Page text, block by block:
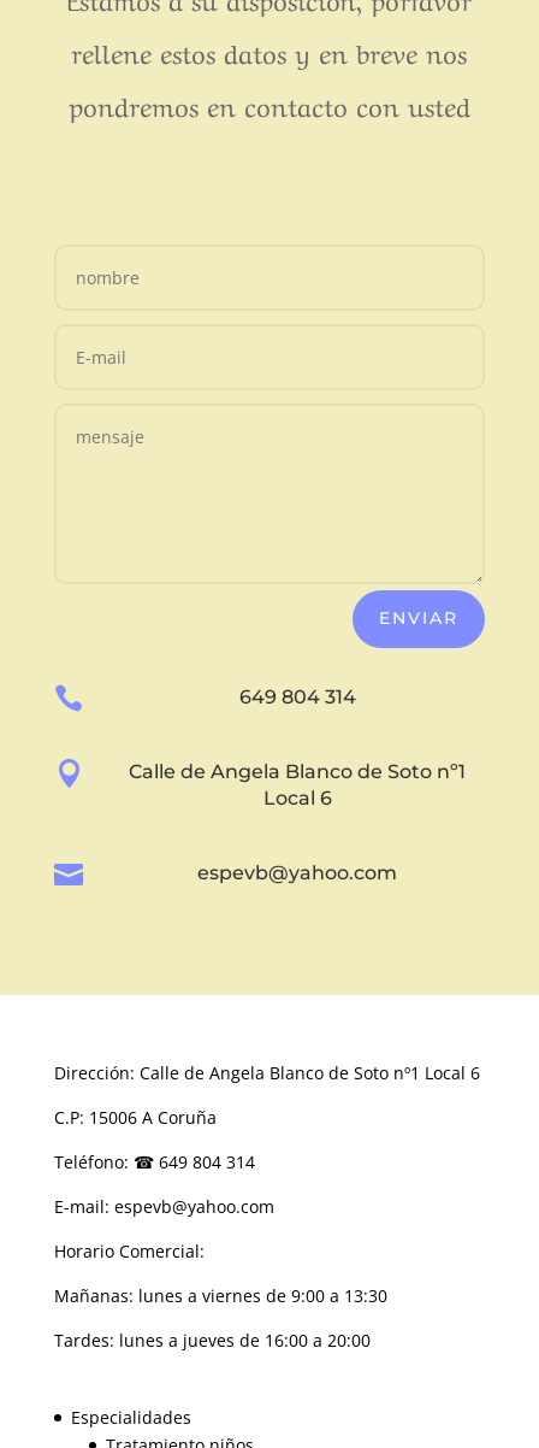
rellene estos datos y en breve nos
pondremos en contacto con usted
ENVIAR
 649 804 314

Calle de Angela Blanco de Soto nº1
Local 6
 espevb@yahoo.com
Dirección: Calle de Angela Blanco de Soto nº1 Local 6
C.P: 15006 A Coruña
Teléfono: ☎ 649 804 314
E-mail: espevb@yahoo.com
Horario Comercial:
Mañanas: lunes a viernes de 9:00 a 13:30
Tardes: lunes a jueves de 16:00 a 20:00
Especialidades